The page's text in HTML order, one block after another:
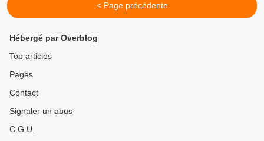
< Page précédente
Hébergé par Overblog
Top articles
Pages
Contact
Signaler un abus
C.G.U.